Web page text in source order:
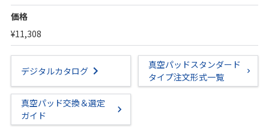
価格
¥11,308
デジタルカタログ
真空パッドスタンダード
タイプ注文形式一覧
真空パッド交換＆選定
ガイド